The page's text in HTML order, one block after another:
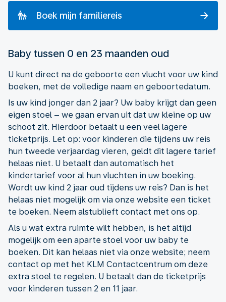
Boek mijn familiereis
Baby tussen 0 en 23 maanden oud
U kunt direct na de geboorte een vlucht voor uw kind
boeken, met de volledige naam en geboortedatum.
Is uw kind jonger dan 2 jaar? Uw baby krijgt dan geen
eigen stoel – we gaan ervan uit dat uw kleine op uw
schoot zit. Hierdoor betaalt u een veel lagere
ticketprijs. Let op: voor kinderen die tijdens uw reis
hun tweede verjaardag vieren, geldt dit lagere tarief
helaas niet. U betaalt dan automatisch het
kindertarief voor al hun vluchten in uw boeking.
Wordt uw kind 2 jaar oud tijdens uw reis? Dan is het
helaas niet mogelijk om via onze website een ticket
te boeken. Neem alstublieft contact met ons op.
Als u wat extra ruimte wilt hebben, is het altijd
mogelijk om een aparte stoel voor uw baby te
boeken. Dit kan helaas niet via onze website; neem
contact op met het KLM Contactcentrum om deze
extra stoel te regelen. U betaalt dan de ticketprijs
voor kinderen tussen 2 en 11 jaar.